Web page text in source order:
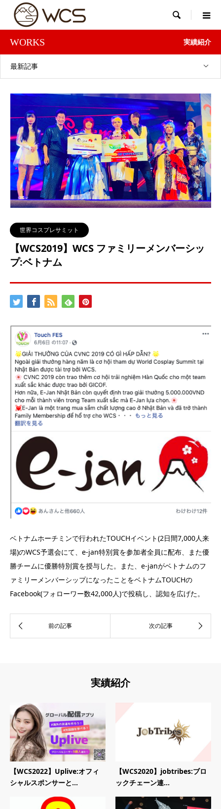

WORKS 実績紹介
最新記事
世界コスプレサミット
【WCS2019】WCS ファミリーメンバーシッ
プ:ベトナム
ベトナムホーチミンで行われたTOUCHイベント(2日間7,000人来
場)のWCS予選会にて、e-jan特別賞を参加者全員に配布、また優
勝チームに優勝特別賞を授与した。また、e-janがベトナムのフ
ァミリーメンバーシップになったことをベトナムTOUCHの
Facebook(フォローワー数42,000人)で投稿し、認知を広げた。
実績紹介
【WCS2022】Uplive:オフィ
シャルスポンサーと...
【WCS2020】jobtribes:ブロ
ックチェーン連...